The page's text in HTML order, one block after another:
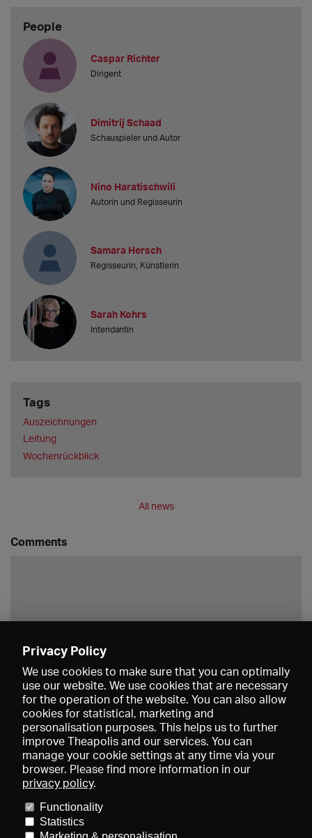
People
Caspar Richter
Dirigent
Dimitrij Schaad
Schauspieler und Autor
Nino Haratischwili
Autorin und Regisseurin
Samara Hersch
Regisseurin, Künstlerin
Sarah Kohrs
Intendantin
Tags
Auszeichnungen
Leitung
Wochenrückblick
All news
Comments
About us
Imprint
Privacy Policy
We use cookies to make sure that you can optimally
use our website. We use cookies that are necessary
for the operation of the website. You can also allow
cookies for statistical, marketing and
personalisation purposes. This helps us to further
improve Theapolis and our services. You can
manage your cookie settings at any time via your
browser. Please find more information in our
privacy policy.
Functionality
Statistics